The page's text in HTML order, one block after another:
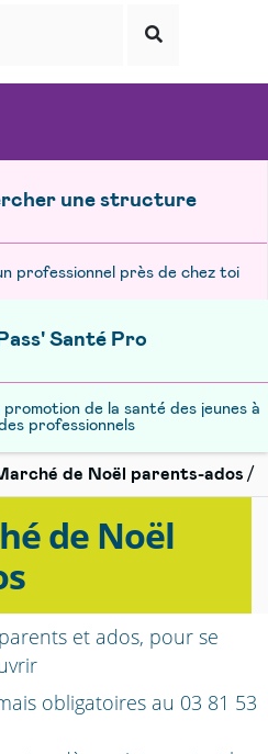
Lancer
recherche
une structure
professionnel près de chez toi
Pass' Santé Pro
de la santé des jeunes à
professionnels
de Noël parents-ados
de Noël
et ados, pour se
obligatoires au 03 81 53